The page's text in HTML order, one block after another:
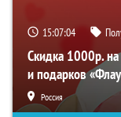
15:07:03
Скидка 1000р. на
и подарков
Россия